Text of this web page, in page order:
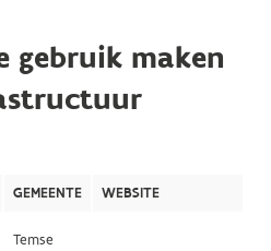
gebruik maken
GEMEENTE WEBSITE
Temse